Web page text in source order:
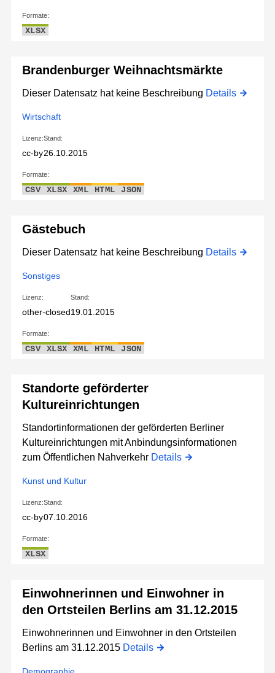
Formate:
XLSX
Brandenburger Weihnachtsmärkte
Dieser Datensatz hat keine Beschreibung Details
Wirtschaft
Lizenz:
cc-by
Stand:
26.10.2015
Formate:
CSV XLSX XML HTML JSON
Gästebuch
Dieser Datensatz hat keine Beschreibung Details
Sonstiges
Lizenz:
other-closed
Stand:
19.01.2015
Formate:
CSV XLSX XML HTML JSON
Standorte geförderter
Kultureinrichtungen
Standortinformationen der geförderten Berliner
Kultureinrichtungen mit Anbindungsinformationen
zum Öffentlichen Nahverkehr Details
Kunst und Kultur
Lizenz:
cc-by
Stand:
07.10.2016
Formate:
XLSX
Einwohnerinnen und Einwohner in
den Ortsteilen Berlins am 31.12.2015
Einwohnerinnen und Einwohner in den Ortsteilen
Berlins am 31.12.2015 Details